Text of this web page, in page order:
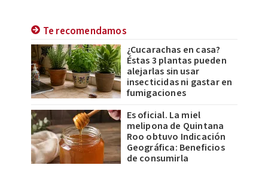
Te recomendamos
¿Cucarachas en casa?
Éstas 3 plantas pueden
alejarlas sin usar
insecticidas ni gastar en
fumigaciones
Es oficial. La miel
melipona de Quintana
Roo obtuvo Indicación
Geográfica: Beneficios
de consumirla